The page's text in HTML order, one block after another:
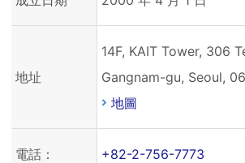
地址
14F, KAIT Tower, 306
Gangnam-gu, Seoul,
地圖
電話： +82-2-756-7773